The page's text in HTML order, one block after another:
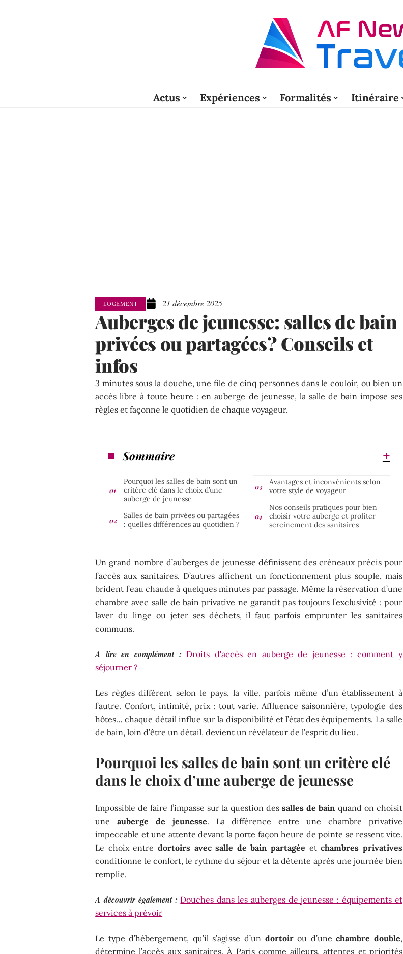
Actus Expériences Formalités Itinéraire
LOGEMENT 21 décembre 2025
Auberges de jeunesse: salles de bain
privées ou partagées? Conseils et
infos
3 minutes sous la douche, une file de cinq personnes dans le couloir, ou bien un
accès libre à toute heure : en auberge de jeunesse, la salle de bain impose ses
règles et façonne le quotidien de chaque voyageur.
Sommaire
Pourquoi les salles de bain sont un
critère clé dans le choix d’une
auberge de jeunesse
Salles de bain privées ou partagées
: quelles différences au quotidien ?
Avantages et inconvénients selon
votre style de voyageur
Nos conseils pratiques pour bien
choisir votre auberge et profiter
sereinement des sanitaires
Un grand nombre d’auberges de jeunesse définissent des créneaux précis pour
l’accès aux sanitaires. D’autres affichent un fonctionnement plus souple, mais
brident l’eau chaude à quelques minutes par passage. Même la réservation d’une
chambre avec salle de bain privative ne garantit pas toujours l’exclusivité : pour
laver du linge ou jeter ses déchets, il faut parfois emprunter les sanitaires
communs.
A lire en complément : Droits d'accès en auberge de jeunesse : comment y
séjourner ?
Les règles diffèrent selon le pays, la ville, parfois même d’un établissement à
l’autre. Confort, intimité, prix : tout varie. Affluence saisonnière, typologie des
hôtes… chaque détail influe sur la disponibilité et l’état des équipements. La salle
de bain, loin d’être un détail, devient un révélateur de l’esprit du lieu.
Pourquoi les salles de bain sont un critère clé
dans le choix d’une auberge de jeunesse
Impossible de faire l’impasse sur la question dessalles de bain quand on choisit
une auberge de jeunesse. La différence entre une chambre privative
impeccable et une attente devant la porte façon heure de pointe se ressent vite.
Le choix entre dortoirs avec salle de bain partagée etchambres privatives
conditionne le confort, le rythme du séjour et la détente après une journée bien
remplie.
A découvrir également : Douches dans les auberges de jeunesse : équipements et
services à prévoir
Le type d’hébergement, qu’il s’agisse d’un dortoirou d’unechambre double,
détermine l’accès aux sanitaires. À Paris comme ailleurs, attentes et priorités